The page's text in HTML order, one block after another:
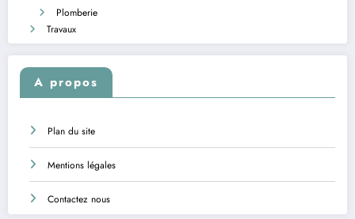
Plomberie
Travaux
A propos
Plan du site
Mentions légales
Contactez nous